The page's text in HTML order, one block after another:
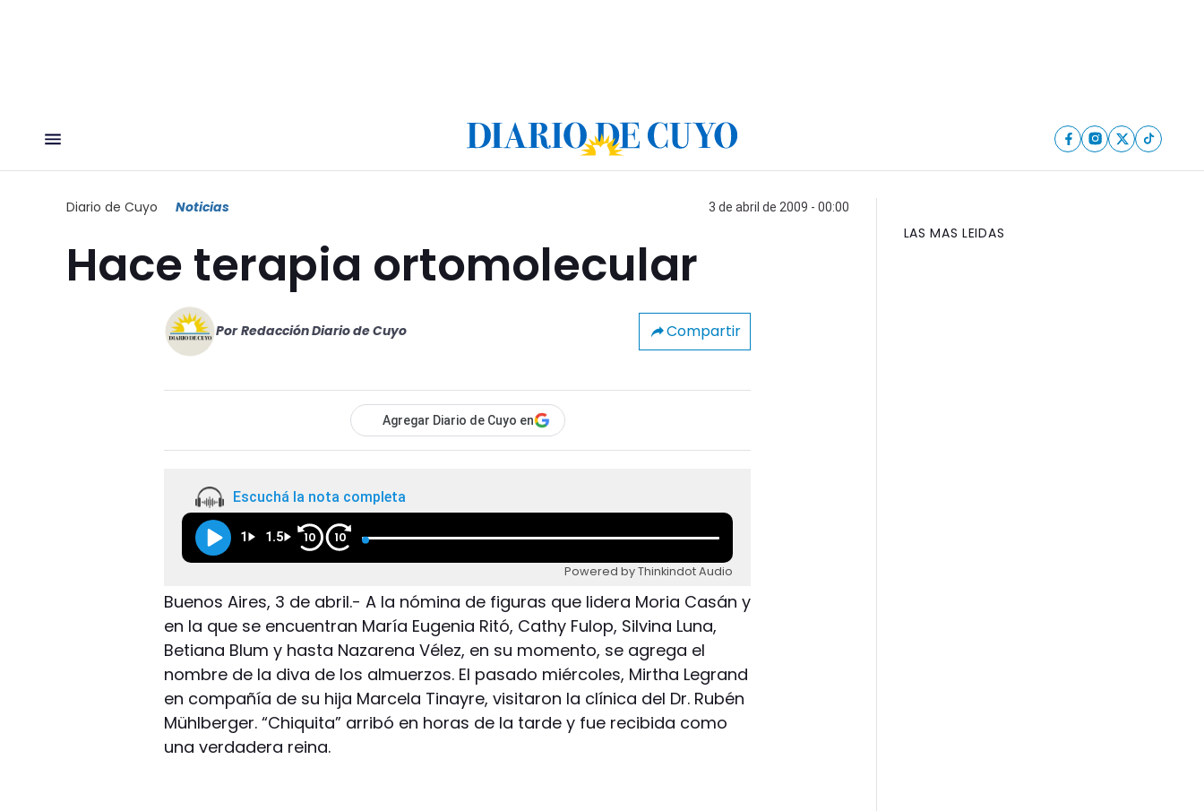
Diario de Cuyo Noticias 3 de abril de 2009 - 00:00
Hace terapia ortomolecular
Por Redacción Diario de Cuyo Compartir
Agregar Diario de Cuyo en
Escuchá la nota completa
1 1.5 10 10
Powered by Thinkindot Audio
Buenos Aires, 3 de abril.- A la nómina de figuras que lidera Moria Casán y
en la que se encuentran María Eugenia Ritó, Cathy Fulop, Silvina Luna,
Betiana Blum y hasta Nazarena Vélez, en su momento, se agrega el
nombre de la diva de los almuerzos. El pasado miércoles, Mirtha Legrand
en compañía de su hija Marcela Tinayre, visitaron la clínica del Dr. Rubén
Mühlberger. “Chiquita” arribó en horas de la tarde y fue recibida como
una verdadera reina.
LAS MAS LEIDAS